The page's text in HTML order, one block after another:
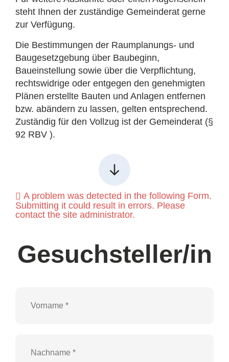
steht Ihnen der zuständige Gemeinderat gerne
zur Verfügung.
Die Bestimmungen der Raumplanungs- und
Baugesetzgebung über Baubeginn,
Baueinstellung sowie über die Verpflichtung,
rechtswidrige oder entgegen den genehmigten
Plänen erstellte Bauten und Anlagen entfernen
bzw. abändern zu lassen, gelten entsprechend.
Zuständig für den Vollzug ist der Gemeinderat (§
92 RBV ).
A problem was detected in the following Form.
Submitting it could result in errors. Please
contact the site administrator.
Gesuchsteller/in